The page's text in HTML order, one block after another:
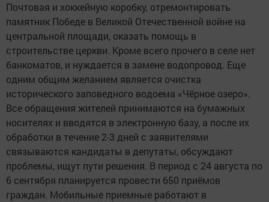
Почтовая и хоккейную коробку, отремонтировать
памятник Победе в Великой Отечественной войне на
центральной площади, оказать помощь в
строительстве церкви. Кроме всего прочего в селе нет
банкоматов, и нуждается в замене водопровод. Еще
одним общим желанием является очистка
исторического заповедного водоема «Чёрное озеро».
Все обращения жителей принимаются на бумажных
носителях и вводятся в электронную базу, а после их
обработки в течение 2-3 дней с заявителями
связываются кандидаты в депутаты, обсуждают
проблемы, ищут пути решения. В период с 24 августа по
6 сентября планируется провести 650 приёмов
граждан. Мобильные приемные работают в